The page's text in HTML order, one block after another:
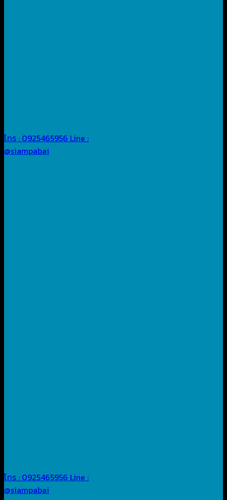
โทร : 0925465956 Line :
@siampabai
โทร : 0925465956 Line :
@siampabai